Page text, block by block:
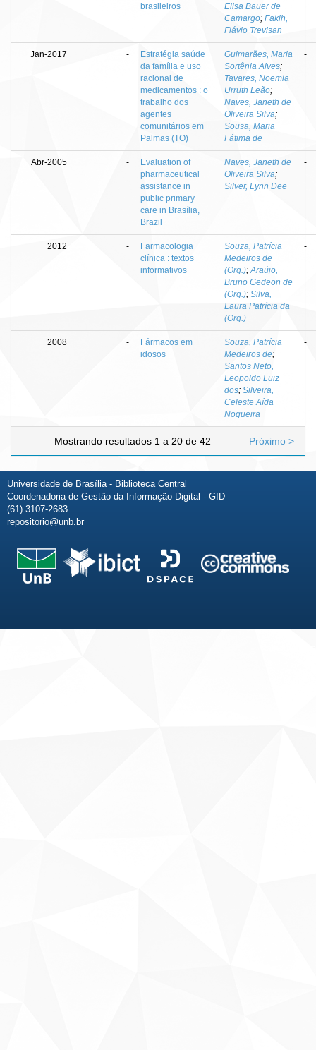
brasileiros
Elisa Bauer de
Camargo; Fakih,
Flávio Trevisan
Jan-2017 -
Estratégia saúde
da família e uso
racional de
medicamentos : o
trabalho dos
agentes
comunitários em
Palmas (TO)
Guimarães, Maria
Sortênia Alves;
Tavares, Noemia
Urruth Leão;
Naves, Janeth de
Oliveira Silva;
Sousa, Maria
Fátima de
-
Abr-2005 -
Evaluation of
pharmaceutical
assistance in
public primary
care in Brasília,
Brazil
Naves, Janeth de
Oliveira Silva;
Silver, Lynn Dee
-
2012 -
Farmacologia
clínica : textos
informativos
Souza, Patrícia
Medeiros de
(Org.); Araújo,
Bruno Gedeon de
(Org.); Silva,
Laura Patrícia da
(Org.)
-
2008 -
Fármacos em
idosos
Souza, Patrícia
Medeiros de;
Santos Neto,
Leopoldo Luiz
dos; Silveira,
Celeste Aída
Nogueira
-
Mostrando resultados 1 a 20 de 42 Próximo >
Universidade de Brasília - Biblioteca Central
Coordenadoria de Gestão da Informação Digital - GID
(61) 3107-2683
repositorio@unb.br